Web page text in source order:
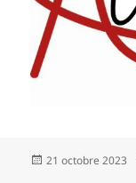
Publié
21 octobre 2023